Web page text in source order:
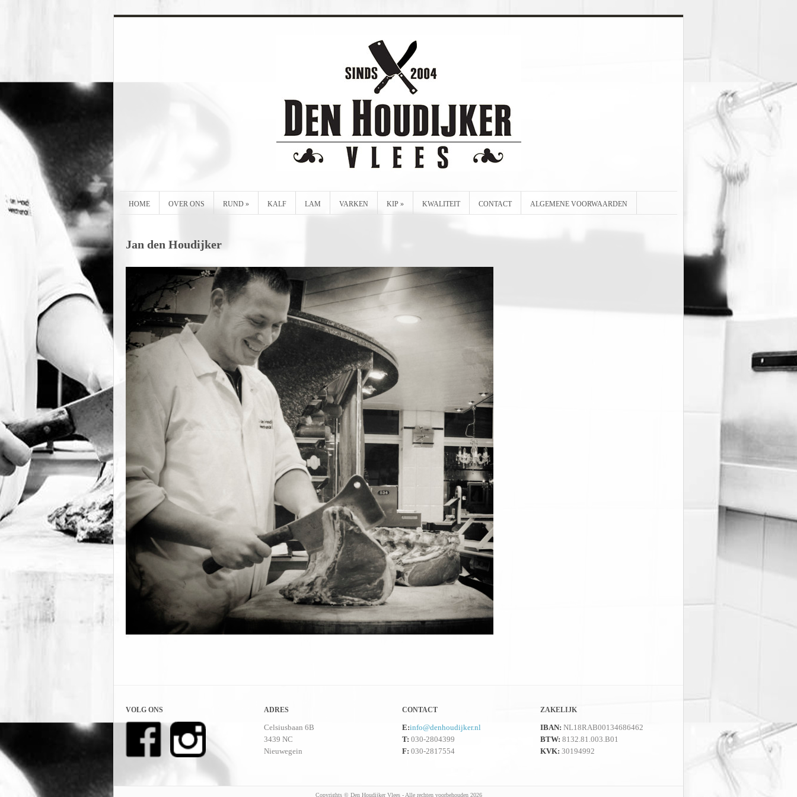
HOME OVER ONS RUND » KALF LAM VARKEN KIP » KWALITEIT CONTACT ALGEMENE VOORWAARDEN
Jan den Houdijker
VOLG ONS ADRES
Celsiusbaan 6B
3439 NC
Nieuwegein
CONTACT
E:info@denhoudijker.nl
T: 030-2804399
F: 030-2817554
ZAKELIJK
IBAN: NL18RAB00134686462
BTW: 8132.81.003.B01
KVK: 30194992
Copyrights © Den Houdijker Vlees - Alle rechten voorbehouden 2026